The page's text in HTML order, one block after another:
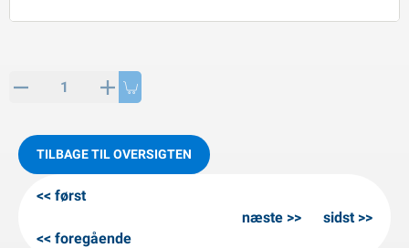
artikler
TILBAGE TIL OVERSIGTEN
først
foregående
næste sidst